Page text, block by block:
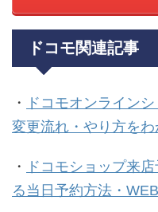
ドコモ関連記事
・
ドコモオンライン
変更流れ・やり方をわ
・
ドコモショップ来
る当日予約方法・